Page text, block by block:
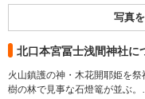
写真
北口本宮冨士浅間神社に
火山鎮護の神・木花開耶姫を
樹の林で見事な石燈篭が並ぶ。